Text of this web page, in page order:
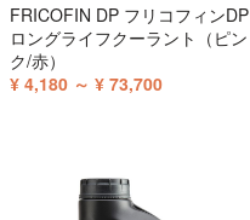
FRICOFIN DP フリコフィンDP
ロングライフクーラント（ピン
ク/赤）
¥ 4,180 ～ ¥ 73,700